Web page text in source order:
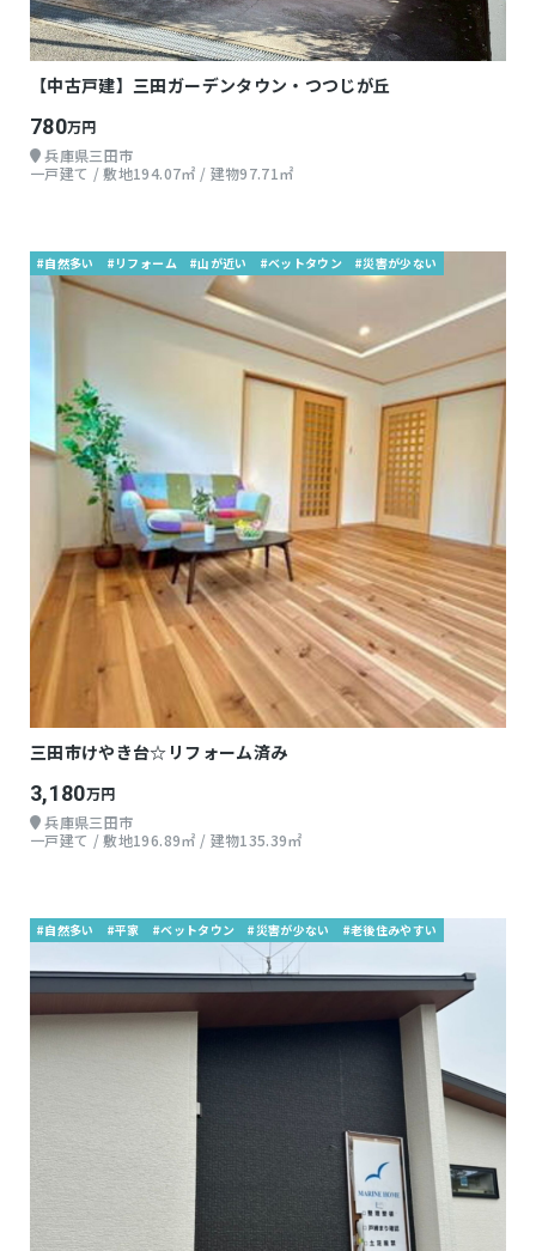
【中古戸建】三田ガーデンタウン・つつじが丘
780万円
兵庫県三田市
一戸建て / 敷地194.07㎡ / 建物97.71㎡
#自然多い #リフォーム #山が近い #ベットタウン #災害が少ない
三田市けやき台☆リフォーム済み
3,180万円
兵庫県三田市
一戸建て / 敷地196.89㎡ / 建物135.39㎡
#自然多い #平家 #ベットタウン #災害が少ない #老後住みやすい